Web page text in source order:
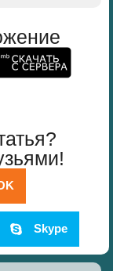
Skype